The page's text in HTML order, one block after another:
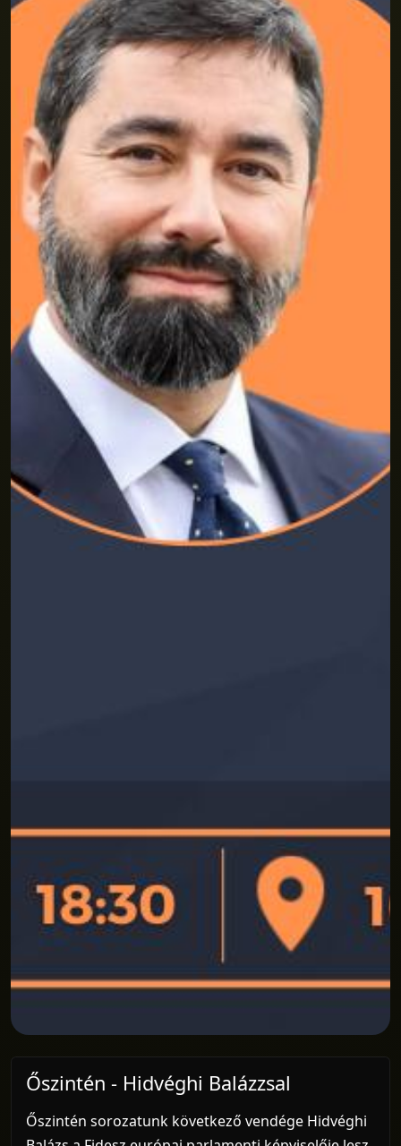
Őszintén - Hidvéghi Balázzsal
Őszintén sorozatunk következő vendége Hidvéghi